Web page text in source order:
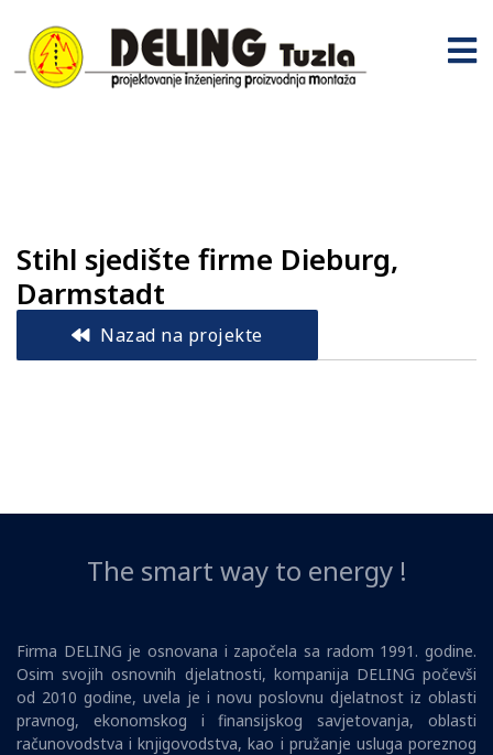
Stihl sjedište firme Dieburg,
Darmstadt
Nazad na projekte
The smart way to energy !
Firma DELING je osnovana i započela sa radom 1991. godine.
Osim svojih osnovnih djelatnosti, kompanija DELING počevši
od 2010 godine, uvela je i novu poslovnu djelatnost iz oblasti
pravnog, ekonomskog i finansijskog savjetovanja, oblasti
računovodstva i knjigovodstva, kao i pružanje usluga poreznog